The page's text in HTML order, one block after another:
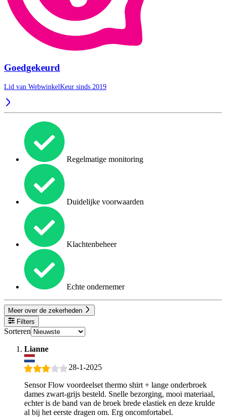
Goedgekeurd
Lid van WebwinkelKeur sinds 2019
Regelmatige monitoring
Duidelijke voorwaarden
Klachtenbeheer
Echte ondernemer
Meer over de zekerheden
Filters
Sorteren
Lianne
28-1-2025
Sensor Flow voordeelset thermo shirt + lange onderbroek
dames zwart-grijs besteld. Snelle bezorging, mooi materiaal,
echter is de band van de broek brede elastiek en deze krulde
al bij het eerste dragen om. Erg oncomfortabel.